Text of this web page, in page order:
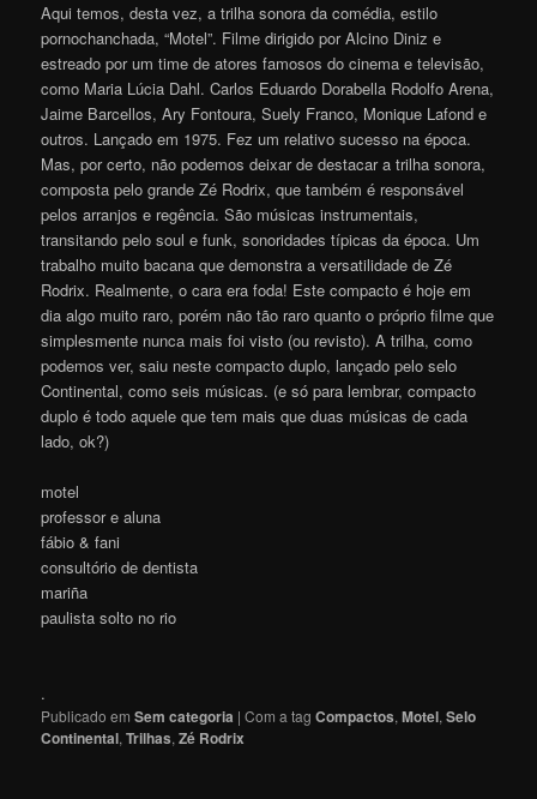
Aqui temos, desta vez, a trilha sonora da comédia, estilo
pornochanchada, “Motel”. Filme dirigido por Alcino Diniz e
estreado por um time de atores famosos do cinema e televisão,
como Maria Lúcia Dahl. Carlos Eduardo Dorabella Rodolfo Arena,
Jaime Barcellos, Ary Fontoura, Suely Franco, Monique Lafond e
outros. Lançado em 1975. Fez um relativo sucesso na época.
Mas, por certo, não podemos deixar de destacar a trilha sonora,
composta pelo grande Zé Rodrix, que também é responsável
pelos arranjos e regência. São músicas instrumentais,
transitando pelo soul e funk, sonoridades típicas da época. Um
trabalho muito bacana que demonstra a versatilidade de Zé
Rodrix. Realmente, o cara era foda! Este compacto é hoje em
dia algo muito raro, porém não tão raro quanto o próprio filme que
simplesmente nunca mais foi visto (ou revisto). A trilha, como
podemos ver, saiu neste compacto duplo, lançado pelo selo
Continental, como seis músicas. (e só para lembrar, compacto
duplo é todo aquele que tem mais que duas músicas de cada
lado, ok?)
motel
professor e aluna
fábio & fani
consultório de dentista
mariña
paulista solto no rio
.
Publicado em Sem categoria |Com a tagCompactos,Motel,Selo
Continental,Trilhas,Zé Rodrix